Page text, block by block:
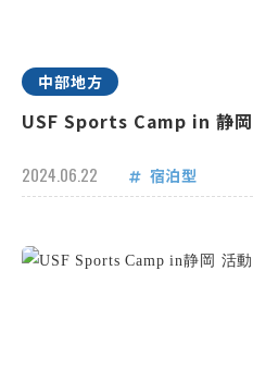
中部地方
USF Sports Camp in 静
2024.06.22 宿泊型